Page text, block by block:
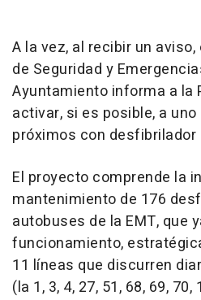
A la vez, al recibir un
de Seguridad y
Ayuntamiento informa a la
activar, si es posible, a
próximos con desfibrilador
El proyecto comprende la
mantenimiento de 176
autobuses de la EMT, que
funcionamiento,
11 líneas que discurren
(la 1, 3, 4, 27, 51, 68, 69, 70,